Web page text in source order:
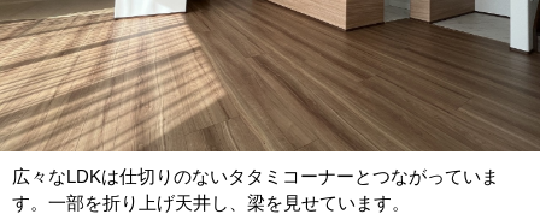
広々なLDKは仕切りのないタタミコーナーとつながっていま
す。一部を折り上げ天井し、梁を見せています。